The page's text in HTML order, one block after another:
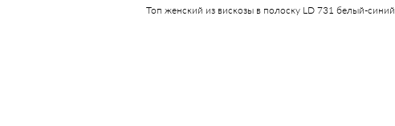
Топ женский из вискозы в полоску LD 731 белый-синий